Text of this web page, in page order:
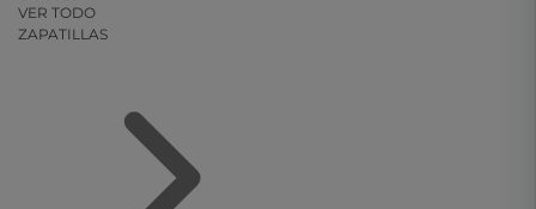
VER TODO
ZAPATILLAS